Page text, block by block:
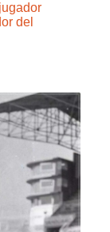
del